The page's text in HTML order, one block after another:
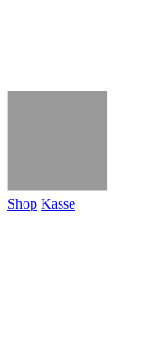
Shop Kasse